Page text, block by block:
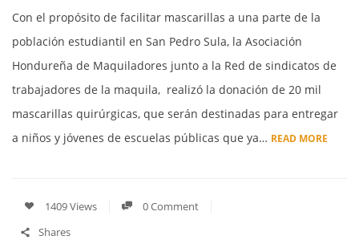
Con el propósito de facilitar mascarillas a una parte de la
población estudiantil en San Pedro Sula, la Asociación
Hondureña de Maquiladores junto a la Red de sindicatos de
trabajadores de la maquila, realizó la donación de 20 mil
mascarillas quirúrgicas, que serán destinadas para entregar
a niños y jóvenes de escuelas públicas que ya… READ MORE
1409 Views
0 Comment
Shares